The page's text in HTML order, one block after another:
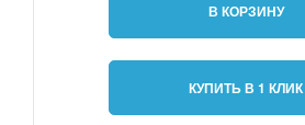
В КОРЗИНУ
КУПИТЬ В 1 КЛИК